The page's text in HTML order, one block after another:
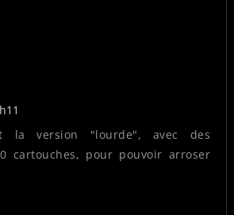
la version "lourde", avec des
cartouches, pour pouvoir arroser